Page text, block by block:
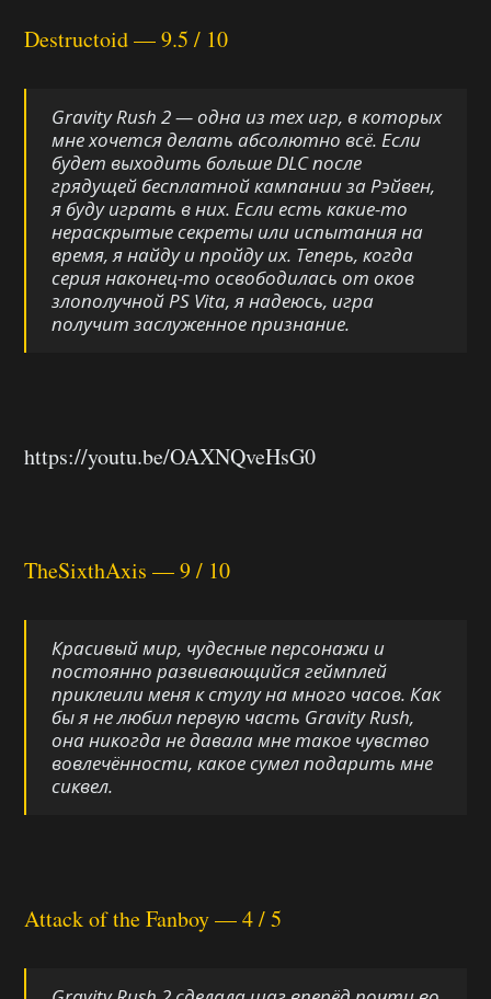
Destructoid — 9.5 / 10
Gravity Rush 2 — одна из тех игр, в которых
мне хочется делать абсолютно всё. Если
будет выходить больше DLC после
грядущей бесплатной кампании за Рэйвен,
я буду играть в них. Если есть какие-то
нераскрытые секреты или испытания на
время, я найду и пройду их. Теперь, когда
серия наконец-то освободилась от оков
злополучной PS Vita, я надеюсь, игра
получит заслуженное признание.
https://youtu.be/OAXNQveHsG0
TheSixthAxis — 9 / 10
Красивый мир, чудесные персонажи и
постоянно развивающийся геймплей
приклеили меня к стулу на много часов. Как
бы я не любил первую часть Gravity Rush,
она никогда не давала мне такое чувство
вовлечённости, какое сумел подарить мне
сиквел.
Attack of the Fanboy — 4 / 5